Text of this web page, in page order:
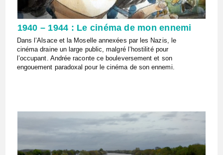
1940 – 1944 : Le cinéma de mon ennemi
Dans l’Alsace et la Moselle annexées par les Nazis, le
cinéma draine un large public, malgré l’hostilité pour
l’occupant. Andrée raconte ce bouleversement et son
engouement paradoxal pour le cinéma de son ennemi.